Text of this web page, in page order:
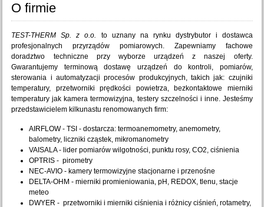
O firmie
TEST-THERM Sp. z o.o.
to uznany na rynku dystrybutor i dostawca
profesjonalnych przyrządów pomiarowych. Zapewniamy fachowe
doradztwo techniczne przy wyborze urządzeń z naszej oferty.
Gwarantujemy terminową dostawę urządzeń do kontroli, pomiarów,
sterowania i automatyzacji procesów produkcyjnych, takich jak: czujniki
temperatury, przetworniki prędkości powietrza, bezkontaktowe mierniki
temperatury jak kamera termowizyjna, testery szczelności i inne. Jesteśmy
przedstawicielem kilkunastu renomowanych firm:
AIRFLOW - TSI - dostarcza:termoanemometry, anemometry,
balometry, liczniki cząstek, mikromanometry
VAISALA - lider pomiarów wilgotności, punktu rosy, CO2, ciśnienia
OPTRIS - pirometry
NEC-AVIO - kamery termowizyjne stacjonarne i przenośne
DELTA-OHM - mierniki promieniowania, pH, REDOX, tlenu, stacje
meteo
DWYER - przetworniki i mierniki ciśnienia i różnicy ciśnień, rotametry,